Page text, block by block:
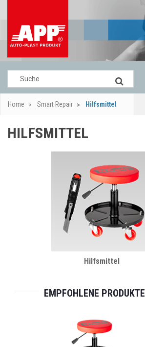
Home Smart Repair Hilfsmittel
HILFSMITTEL
Hilfsmittel
EMPFOHLENE PRODUKTE